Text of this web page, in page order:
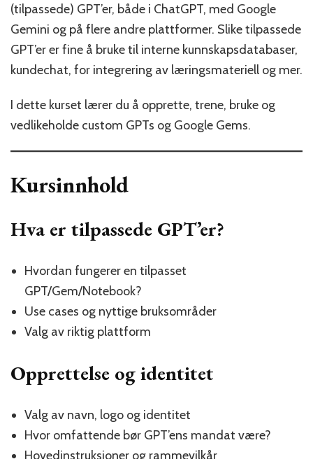
(tilpassede) GPT’er, både i ChatGPT, med Google
Gemini og på flere andre plattformer. Slike tilpassede
GPT’er er fine å bruke til interne kunnskapsdatabaser,
kundechat, for integrering av læringsmateriell og mer.
I dette kurset lærer du å opprette, trene, bruke og
vedlikeholde custom GPTs og Google Gems.
Kursinnhold
Hva er tilpassede GPT’er?
Hvordan fungerer en tilpasset
GPT/Gem/Notebook?
Use cases og nyttige bruksområder
Valg av riktig plattform
Opprettelse og identitet
Valg av navn, logo og identitet
Hvor omfattende bør GPT’ens mandat være?
Hovedinstruksjoner og rammevilkår